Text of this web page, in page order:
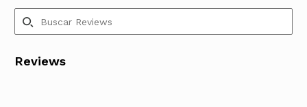
Reviews